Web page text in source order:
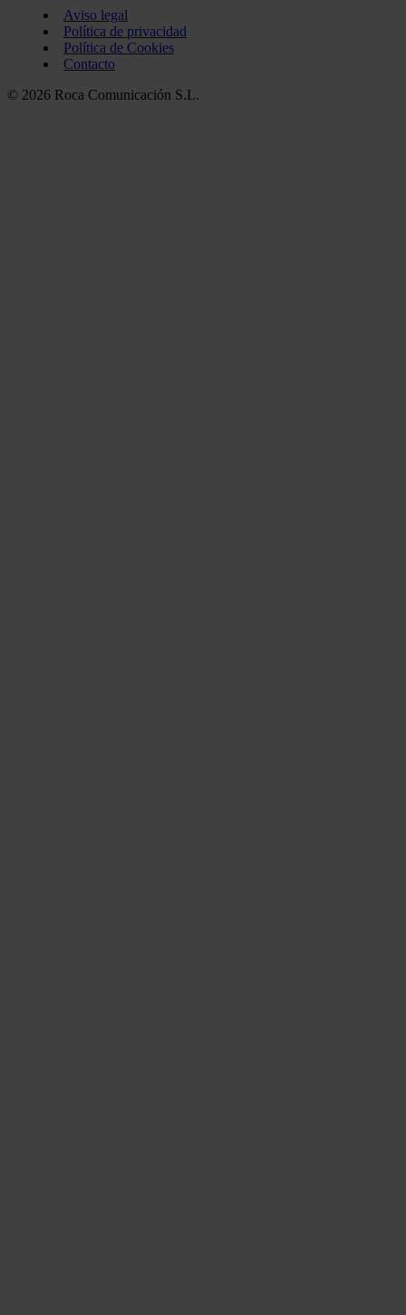
Aviso legal
Política de privacidad
Política de Cookies
Contacto
© 2026 Roca Comunicación S.L.